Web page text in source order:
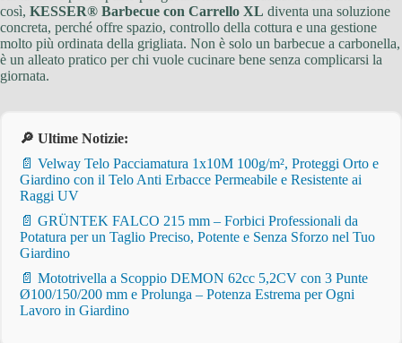
così, KESSER® Barbecue con Carrello XL diventa una soluzione
concreta, perché offre spazio, controllo della cottura e una gestione
molto più ordinata della grigliata. Non è solo un barbecue a carbonella,
è un alleato pratico per chi vuole cucinare bene senza complicarsi la
giornata.
🔎 Ultime Notizie:
📄 Velway Telo Pacciamatura 1x10M 100g/m², Proteggi Orto e
Giardino con il Telo Anti Erbacce Permeabile e Resistente ai
Raggi UV
📄 GRÜNTEK FALCO 215 mm – Forbici Professionali da
Potatura per un Taglio Preciso, Potente e Senza Sforzo nel Tuo
Giardino
📄 Mototrivella a Scoppio DEMON 62cc 5,2CV con 3 Punte
Ø100/150/200 mm e Prolunga – Potenza Estrema per Ogni
Lavoro in Giardino